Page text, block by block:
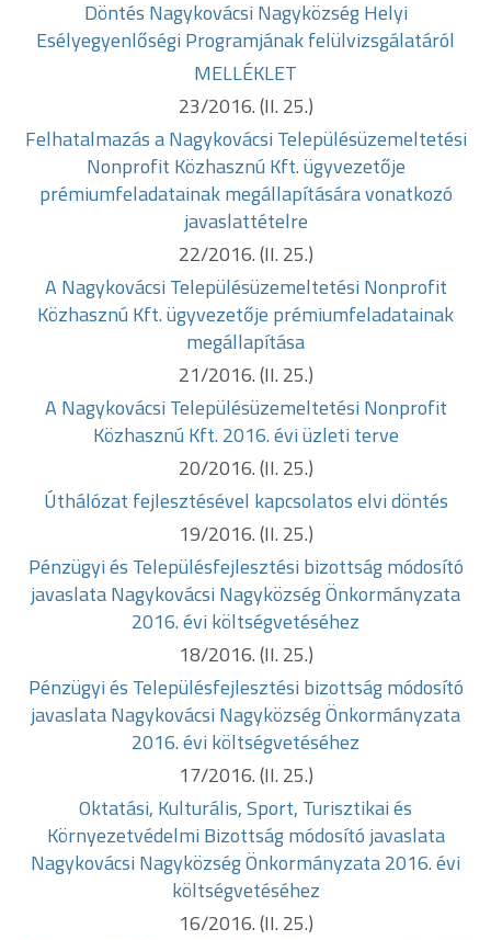
Döntés Nagykovácsi Nagyközség Helyi
Esélyegyenlőségi Programjánakfelülvizsgálatáról
MELLÉKLET
23/2016. (II. 25.)
Felhatalmazás a Nagykovácsi Településüzemeltetési
Nonprofit Közhasznú Kft. ügyvezetője
prémiumfeladatainak megállapítására vonatkozó
javaslattételre
22/2016. (II. 25.)
A Nagykovácsi Településüzemeltetési Nonprofit
Közhasznú Kft.ügyvezetője prémiumfeladatainak
megállapítása
21/2016. (II. 25.)
A Nagykovácsi Településüzemeltetési Nonprofit
Közhasznú Kft. 2016. éviüzleti terve
20/2016. (II. 25.)
Úthálózat fejlesztésével kapcsolatos elvi döntés
19/2016. (II. 25.)
Pénzügyi és Településfejlesztési bizottság módosító
javaslataNagykovácsi Nagyközség Önkormányzata
2016. évi költségvetéséhez
18/2016. (II. 25.)
Pénzügyi és Településfejlesztési bizottság módosító
javaslataNagykovácsi Nagyközség Önkormányzata
2016. évi költségvetéséhez
17/2016. (II. 25.)
Oktatási, Kulturális, Sport, Turisztikai és
Környezetvédelmi Bizottság módosító javaslata
Nagykovácsi Nagyközség Önkormányzata 2016. évi
költségvetéséhez
16/2016. (II. 25.)